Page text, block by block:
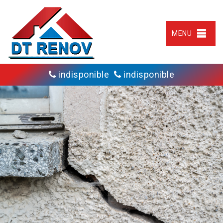
MENU
indisponible indisponible